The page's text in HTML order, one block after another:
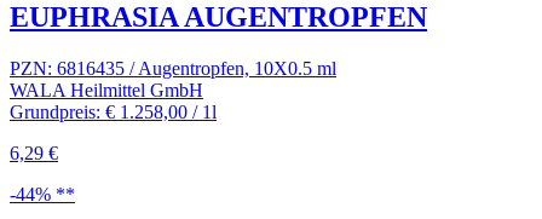
EUPHRASIA AUGENTROPFEN
PZN: 6816435 / Augentropfen, 10X0.5 ml
WALA Heilmittel GmbH
Grundpreis: € 1.258,00 / 1l
6,29 €
-44% **